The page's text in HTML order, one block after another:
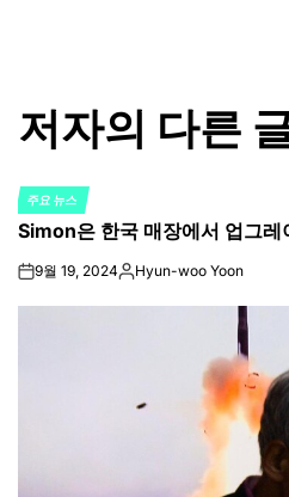
저자의 다른
POSTED
IN
주요 뉴스
Simon은 한국 매장에서 업그레
on9월 19, 2024Posted
Hyun-woo Yoon